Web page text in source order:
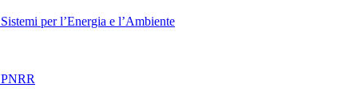
per l’Energia e l’Ambiente